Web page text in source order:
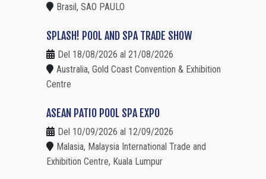
Brasil, SAO PAULO
SPLASH! POOL AND SPA TRADE SHOW
Del 18/08/2026 al 21/08/2026
Australia, Gold Coast Convention & Exhibition
Centre
ASEAN PATIO POOL SPA EXPO
Del 10/09/2026 al 12/09/2026
Malasia, Malaysia International Trade and
Exhibition Centre, Kuala Lumpur